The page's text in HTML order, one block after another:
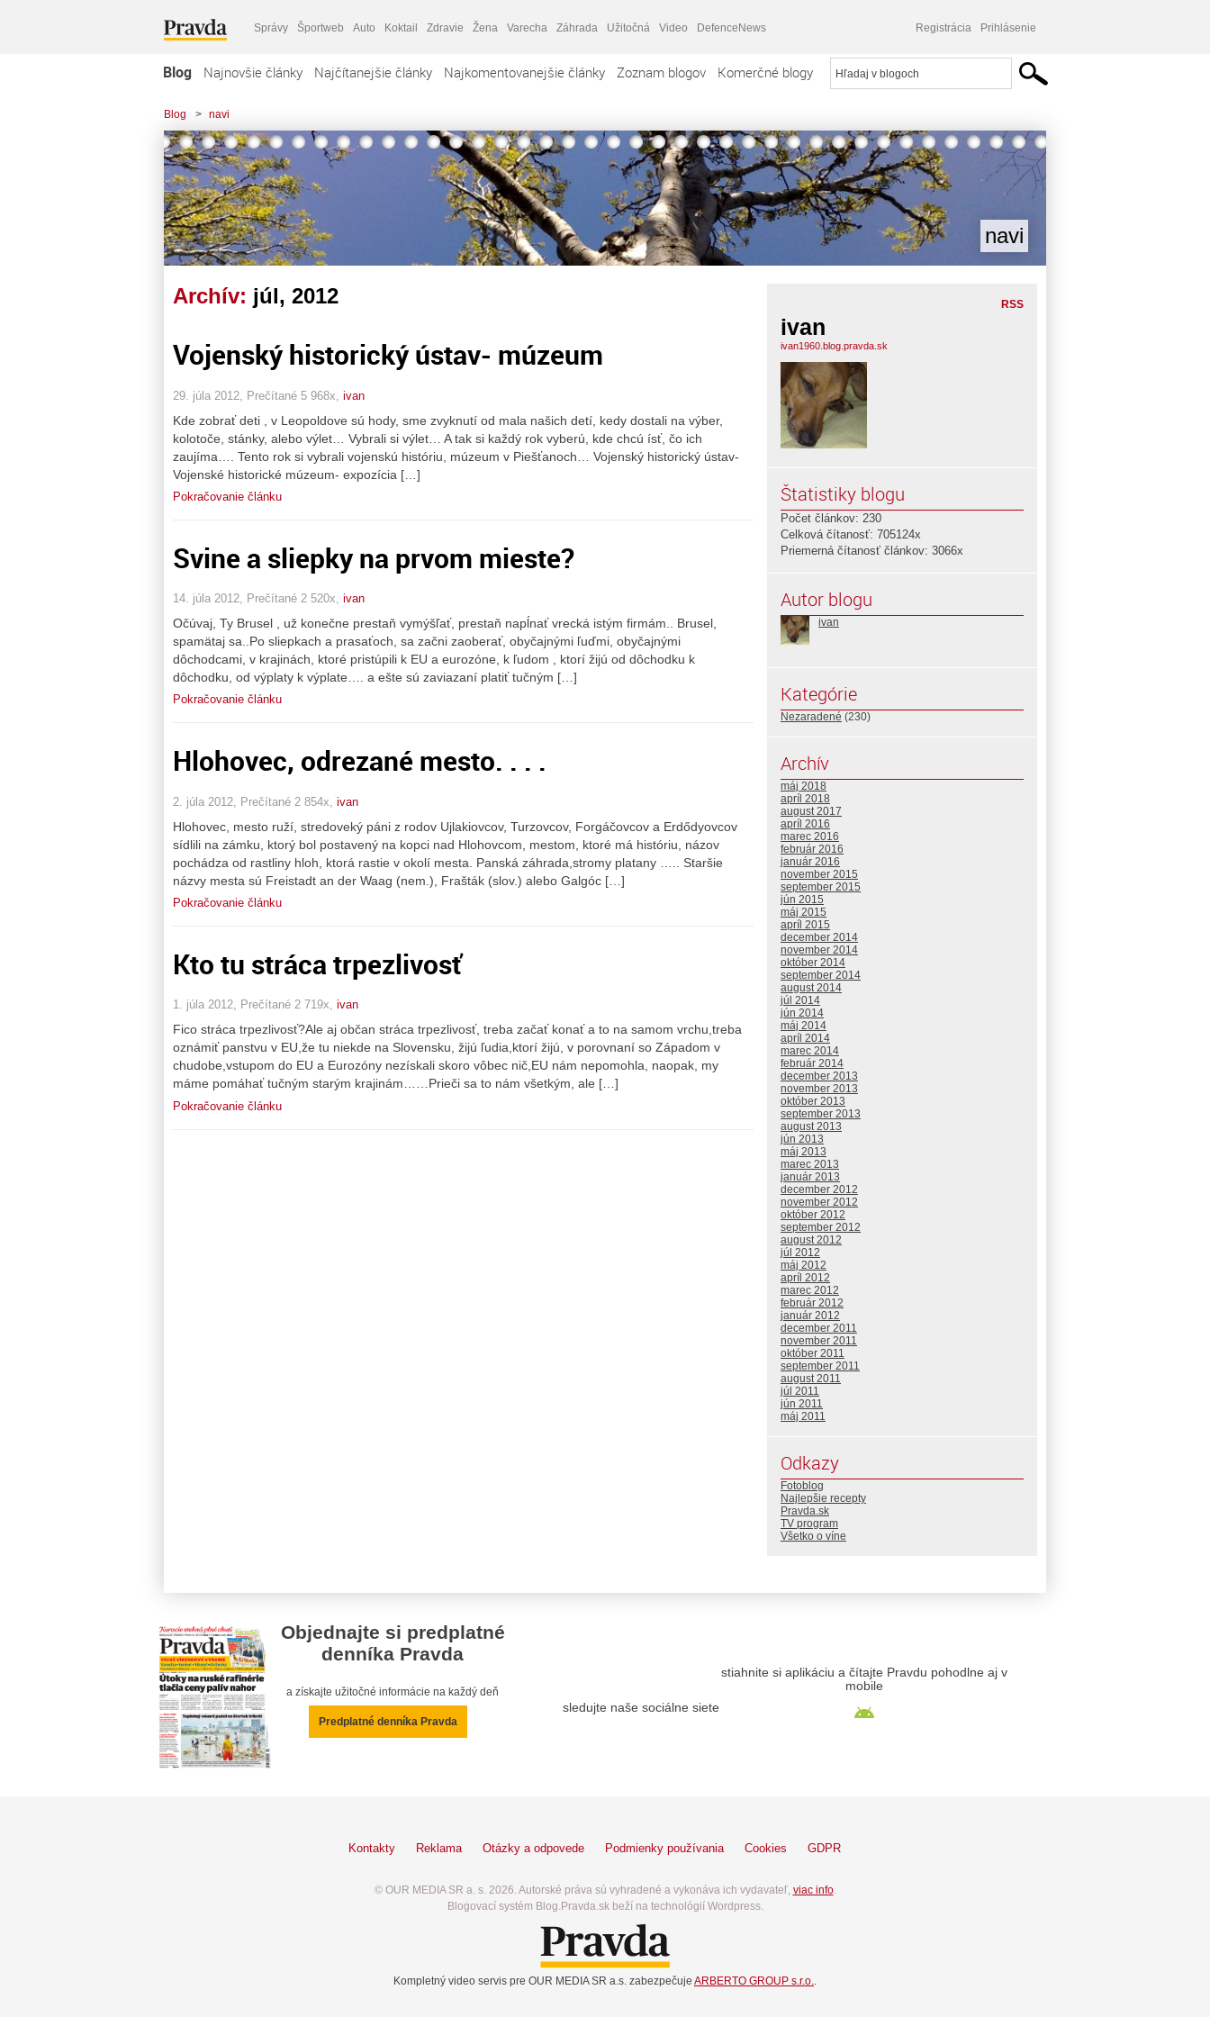
Správy Športweb Auto Koktail Zdravie Žena Varecha Záhrada Užitočná Video DefenceNews Registrácia Prihlásenie
Blog Najnovšie články Najčítanejšie články Najkomentovanejšie články Zoznam blogov Komerčné blogy
Blog > navi
navi
Archív: júl, 2012
Vojenský historický ústav- múzeum
29. júla 2012, Prečítané 5 968x, ivan
Kde zobrať deti , v Leopoldove sú hody, sme zvyknutí od mala našich detí, kedy dostali na výber,
kolotoče, stánky, alebo výlet… Vybrali si výlet… A tak si každý rok vyberú, kde chcú ísť, čo ich
zaujíma…. Tento rok si vybrali vojenskú históriu, múzeum v Piešťanoch… Vojenský historický ústav-
Vojenské historické múzeum- expozícia […]
Pokračovanie článku
Svine a sliepky na prvom mieste?
14. júla 2012, Prečítané 2 520x, ivan
Očúvaj, Ty Brusel , už konečne prestaň vymýšľať, prestaň napĺnať vrecká istým firmám.. Brusel,
spamätaj sa..Po sliepkach a prasaťoch, sa začni zaoberať, obyčajnými ľuďmi, obyčajnými
dôchodcami, v krajinách, ktoré pristúpili k EU a eurozóne, k ľudom , ktorí žijú od dôchodku k
dôchodku, od výplaty k výplate…. a ešte sú zaviazaní platiť tučným […]
Pokračovanie článku
Hlohovec, odrezané mesto. . . .
2. júla 2012, Prečítané 2 854x, ivan
Hlohovec, mesto ruží, stredoveký páni z rodov Ujlakiovcov, Turzovcov, Forgáčovcov a Erdődyovcov
sídlili na zámku, ktorý bol postavený na kopci nad Hlohovcom, mestom, ktoré má históriu, názov
pochádza od rastliny hloh, ktorá rastie v okolí mesta. Panská záhrada,stromy platany ….. Staršie
názvy mesta sú Freistadt an der Waag (nem.), Frašták (slov.) alebo Galgóc […]
Pokračovanie článku
Kto tu stráca trpezlivosť
1. júla 2012, Prečítané 2 719x, ivan
Fico stráca trpezlivosť?Ale aj občan stráca trpezlivosť, treba začať konať a to na samom vrchu,treba
oznámiť panstvu v EU,že tu niekde na Slovensku, žijú ľudia,ktorí žijú, v porovnaní so Západom v
chudobe,vstupom do EU a Eurozóny nezískali skoro vôbec nič,EU nám nepomohla, naopak, my
máme pomáhať tučným starým krajinám……Prieči sa to nám všetkým, ale […]
Pokračovanie článku
RSS
ivan
ivan1960.blog.pravda.sk
Štatistiky blogu
Počet článkov: 230
Celková čítanosť: 705124x
Priemerná čítanosť článkov: 3066x
Autor blogu
ivan
Kategórie
Nezaradené (230)
Archív
máj 2018
apríl 2018
august 2017
apríl 2016
marec 2016
február 2016
január 2016
november 2015
september 2015
jún 2015
máj 2015
apríl 2015
december 2014
november 2014
október 2014
september 2014
august 2014
júl 2014
jún 2014
máj 2014
apríl 2014
marec 2014
február 2014
december 2013
november 2013
október 2013
september 2013
august 2013
jún 2013
máj 2013
marec 2013
január 2013
december 2012
november 2012
október 2012
september 2012
august 2012
júl 2012
máj 2012
apríl 2012
marec 2012
február 2012
január 2012
december 2011
november 2011
október 2011
september 2011
august 2011
júl 2011
jún 2011
máj 2011
Odkazy
Fotoblog
Najlepšie recepty
Pravda.sk
TV program
Všetko o víne
Objednajte si predplatné
denníka Pravda
a získajte užitočné informácie na každý deň
Predplatné denníka Pravda
sledujte naše sociálne siete
stiahnite si aplikáciu a čítajte Pravdu pohodlne aj v
mobile
Kontakty Reklama Otázky a odpovede Podmienky používania Cookies GDPR
© OUR MEDIA SR a. s. 2026. Autorské práva sú vyhradené a vykonáva ich vydavateľ, viac info.
Blogovací systém Blog.Pravda.sk beží na technológií Wordpress.
Kompletný video servis pre OUR MEDIA SR a.s. zabezpečuje ARBERTO GROUP s.r.o..